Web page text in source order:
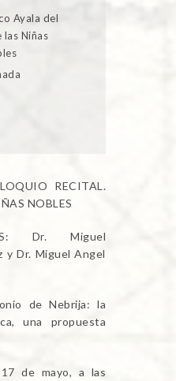
Ayala del
las Niñas
RECITAL.
NOBLES
Dr. Miguel
y Dr. Miguel Angel
de Nebrija: la
una propuesta
de mayo, a las